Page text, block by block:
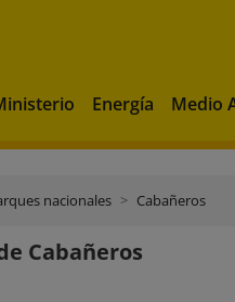
Energía Medio
nacionales Cabañeros
Cabañeros